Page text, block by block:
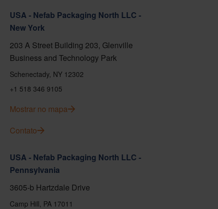
USA - Nefab Packaging North LLC -
New York
203 A Street Building 203, Glenville
Business and Technology Park
Schenectady, NY 12302
+1 518 346 9105
Mostrar no mapa
Contato
USA - Nefab Packaging North LLC -
Pennsylvania
3605-b Hartzdale Drive
Camp Hill, PA 17011